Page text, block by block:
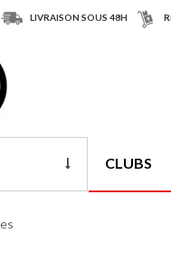
LIVRAISON SOUS 48H
CLUBS